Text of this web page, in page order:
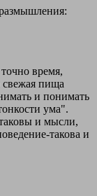
время,
пища
и понимать
ума".
и мысли,
такова и